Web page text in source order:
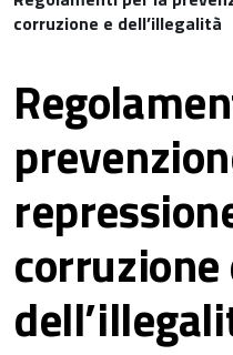
corruzione e dell’illegalità
corruzione